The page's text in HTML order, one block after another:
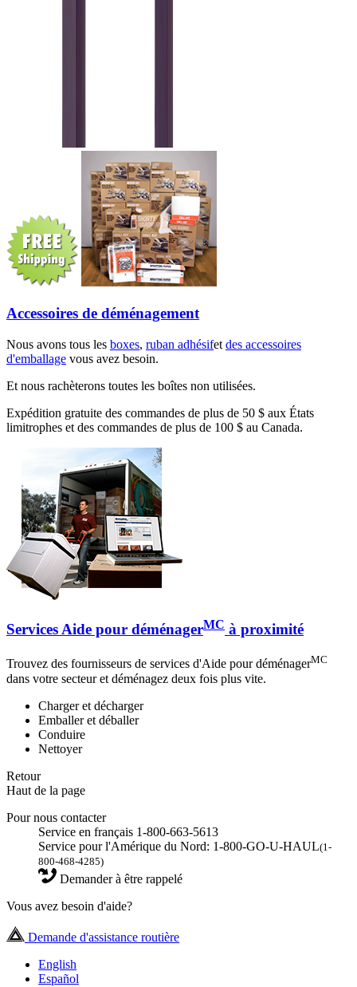
Accessoires de déménagement
Nous avons tous les boxes, ruban adhésifet des accessoires
d'emballage vous avez besoin.
Et nous rachèterons toutes les boîtes non utilisées.
Expédition gratuite des commandes de plus de 50 $ aux États
limitrophes et des commandes de plus de 100 $ au Canada.
Services Aide pour déménagerMC à proximité
Trouvez des fournisseurs de services d'Aide pour déménagerMC
dans votre secteur et déménagez deux fois plus vite.
Charger et décharger
Emballer et déballer
Conduire
Nettoyer
Retour
Haut de la page
Pour nous contacter
Service en français 1-800-663-5613
Service pour l'Amérique du Nord: 1-800-GO-U-HAUL(1-
800-468-4285)
Demander à être rappelé
Vous avez besoin d'aide?
Demande d'assistance routière
English
Español